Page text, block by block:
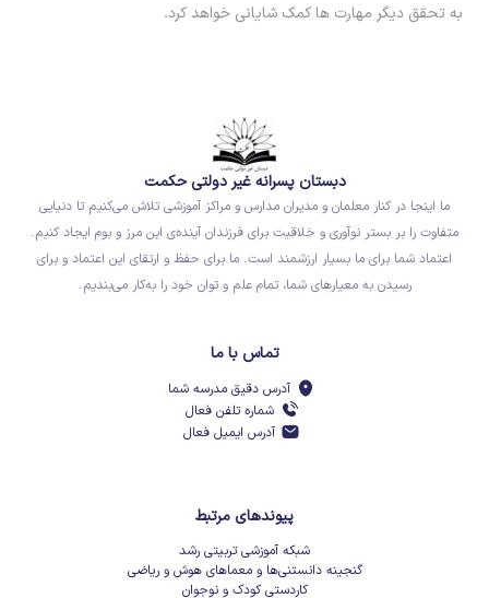
به تحقق دیگر مهارت ها کمک شایانی خواهد کرد.
دبستان پسرانه غیر دولتی حکمت
ما اینجا در کنار معلمان و مدیران مدارس و مراکز آموزشی تلاش می‌کنیم تا دنیایی
متفاوت را بر بستر نوآوری و خلاقیت برای فرزندان آینده‌ی این مرز و بوم ایجاد کنیم.
اعتماد شما برای ما بسیار ارزشمند است. ما برای حفظ و ارتقای این اعتماد و برای
رسیدن به معیارهای شما، تمام علم و توان خود را به‌کار می‌بندیم.
تماس با ما
آدرس دقیق مدرسه شما
شماره تلفن فعال
آدرس ایمیل فعال
پیوندهای مرتبط
شبکه آموزشی تربیتی رشد
گنجینه دانستنی‌ها و معماهای هوش و ریاضی
کاردستی کودک و نوجوان